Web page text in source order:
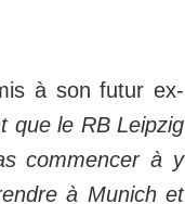
à son futur ex-
que le RB Leipzig
commencer à y
à Munich et